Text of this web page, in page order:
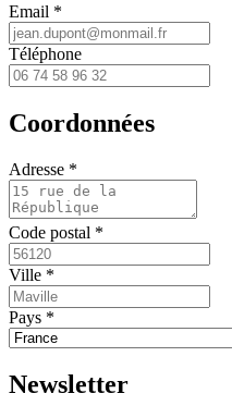
Email *
Téléphone
Coordonnées
Adresse *
Code postal *
Ville *
Pays *
Newsletter